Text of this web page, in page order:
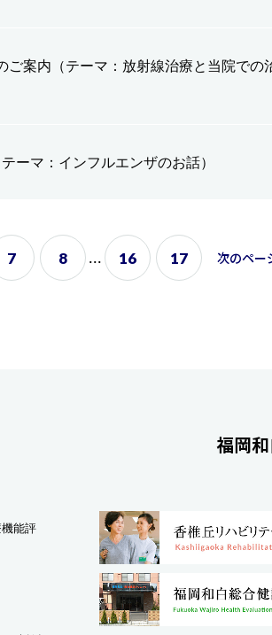
案内（テーマ：放射線治療と当院での
マ：インフルエンザのお話）
7 8 ... 16 17 次のペー
能評
福岡